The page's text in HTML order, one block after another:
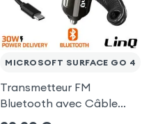
MICROSOFT SURFACE GO 4
Transmetteur FM
Bluetooth avec Câble
USB C - LinQ pour